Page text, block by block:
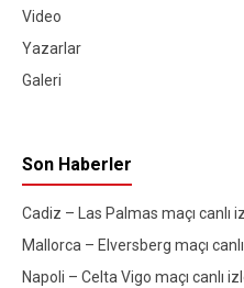
Video
Yazarlar
Galeri
Son Haberler
Cadiz – Las Palmas maçı canlı
Mallorca – Elversberg maçı canlı
Napoli – Celta Vigo maçı canlı